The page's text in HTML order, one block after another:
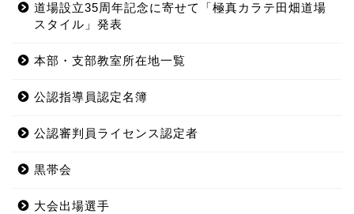
道場設立35周年記念に寄せて「極真カラテ田畑道場
スタイル」発表
本部・支部教室所在地一覧
公認指導員認定名簿
公認審判員ライセンス認定者
黒帯会
大会出場選手